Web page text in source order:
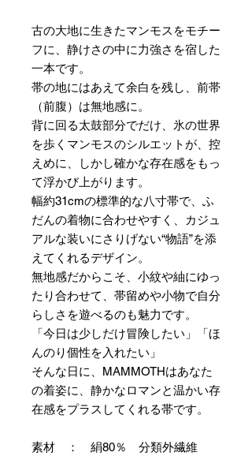
古の大地に生きたマンモスをモチー
フに、静けさの中に力強さを宿した
一本です。
帯の地にはあえて余白を残し、前帯
（前腹）は無地感に。
背に回る太鼓部分でだけ、氷の世界
を歩くマンモスのシルエットが、控
えめに、しかし確かな存在感をもっ
て浮かび上がります。
幅約31cmの標準的な八寸帯で、ふ
だんの着物に合わせやすく、カジュ
アルな装いにさりげない“物語”を添
えてくれるデザイン。
無地感だからこそ、小紋や紬にゆっ
たり合わせて、帯留めや小物で自分
らしさを遊べるのも魅力です。
「今日は少しだけ冒険したい」「ほ
んのり個性を入れたい」
そんな日に、MAMMOTHはあなた
の着姿に、静かなロマンと温かい存
在感をプラスしてくれる帯です。
素材 ： 絹80％ 分類外繊維